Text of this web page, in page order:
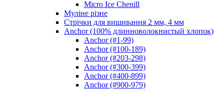
Micro Ice Chenill
Муліне різне
Стрічки для вишивання 2 мм, 4 мм
Anchor (100% длинноволокнистый хлопок)
Anchor (#1-99)
Anchor (#100-189)
Anchor (#203-298)
Anchor (#300-399)
Anchor (#400-899)
Anchor (#900-979)